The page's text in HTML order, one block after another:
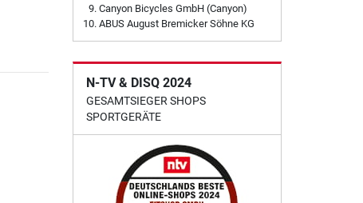
Canyon Bicycles GmbH (Canyon)
ABUS August Bremicker Söhne KG
N-TV & DISQ 2024
GESAMTSIEGER SHOPS
SPORTGERÄTE